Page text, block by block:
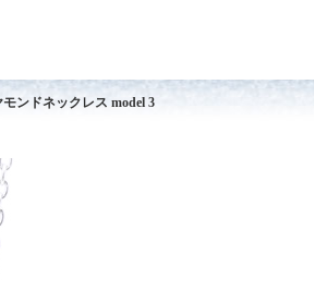
ンドネックレス model 3